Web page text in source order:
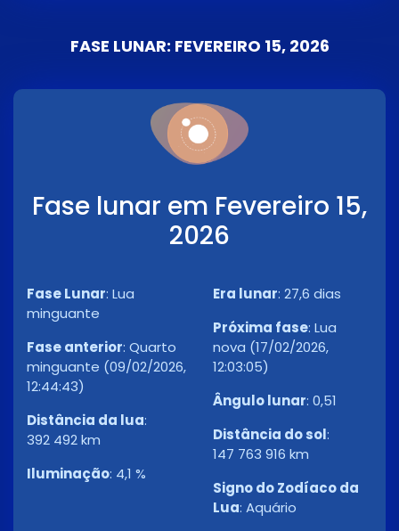
FASE LUNAR: FEVEREIRO 15, 2026
Fase lunar em Fevereiro 15,
2026
Fase Lunar: Lua
minguante
Fase anterior: Quarto
minguante (09/02/2026,
12:44:43)
Distância da lua:
392 492 km
Iluminação: 4,1 %
Era lunar: 27,6 dias
Próxima fase: Lua
nova (17/02/2026,
12:03:05)
Ângulo lunar: 0,51
Distância do sol:
147 763 916 km
Signo do Zodíaco da
Lua: Aquário